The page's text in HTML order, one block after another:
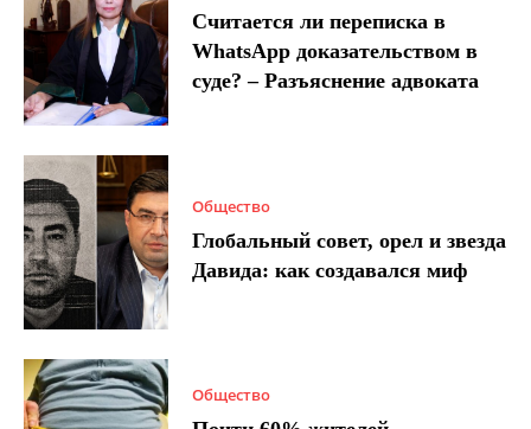
Считается ли переписка в
WhatsApp доказательством в
суде? – Разъяснение адвоката
Общество
Глобальный совет, орел и звезда
Давида: как создавался миф
Общество